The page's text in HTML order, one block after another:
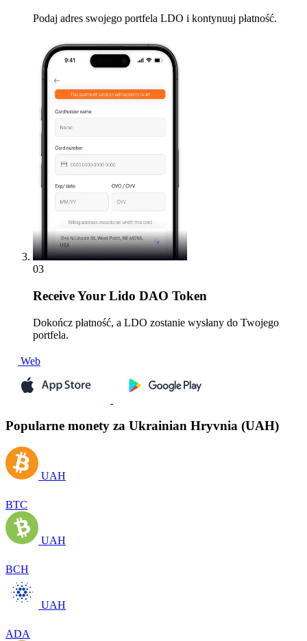
Podaj adres swojego portfela LDO i kontynuuj płatność.
03
ReceiveYour Lido DAO Token
Dokończ płatność, a LDO zostanie wysłany do Twojego
portfela.
Web
Popularne monety za Ukrainian Hryvnia (UAH)
UAH
BTC
UAH
BCH
UAH
ADA